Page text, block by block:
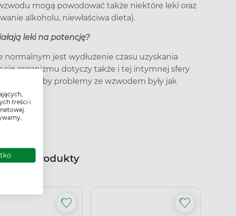
treści i
mogą powodować także niektóre leki oraz
alkoholu, niewłaściwa dieta).
leki na potencję?
normalnym jest wydłużenie czasu uzyskania
się organizmu dotyczy także i tej intymnej sfery
sprawić, by problemy ze wzwodem były jak
produkty